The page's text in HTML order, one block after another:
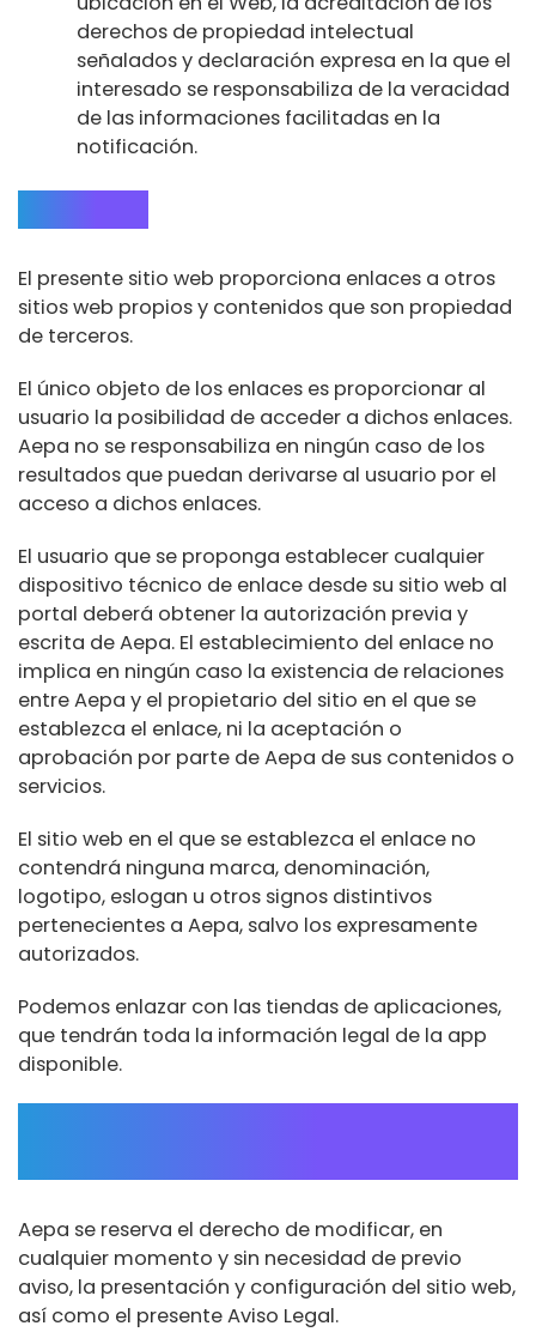
derechos de propiedad intelectual
señalados y declaración expresa en la que el
interesado se responsabiliza de la veracidad
de las informaciones facilitadas en la
notificación.
El presente sitio web proporciona enlaces a otros
sitios web propios y contenidos que son propiedad
de terceros.
El único objeto de los enlaces es proporcionar al
usuario la posibilidad de acceder a dichos enlaces.
Aepa no se responsabiliza en ningún caso de los
resultados que puedan derivarse al usuario por el
acceso a dichos enlaces.
El usuario que se proponga establecer cualquier
dispositivo técnico de enlace desde su sitio web al
portal deberá obtener la autorización previa y
escrita de Aepa. El establecimiento del enlace no
implica en ningún caso la existencia de relaciones
entre Aepa y el propietario del sitio en el que se
establezca el enlace, ni la aceptación o
aprobación por parte de Aepa de sus contenidos o
servicios.
El sitio web en el que se establezca el enlace no
contendrá ninguna marca, denominación,
logotipo, eslogan u otros signos distintivos
pertenecientes a Aepa, salvo los expresamente
autorizados.
Podemos enlazar con las tiendas de aplicaciones,
que tendrán toda la información legal de la app
disponible.
Aepa se reserva el derecho de modificar, en
cualquier momento y sin necesidad de previo
aviso, la presentación y configuración del sitio web,
así como el presente Aviso Legal.